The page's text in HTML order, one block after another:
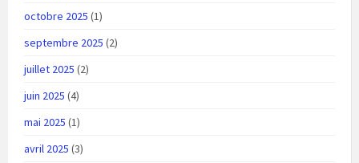
octobre 2025 (1)
septembre 2025 (2)
juillet 2025 (2)
juin 2025 (4)
mai 2025 (1)
avril 2025 (3)